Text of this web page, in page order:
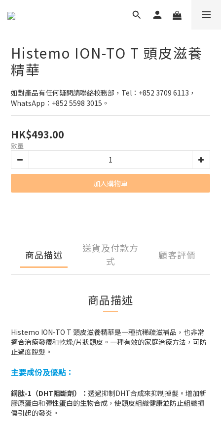
Histemo ION-TO T 頭皮滋養
精華
如對產品有任何疑問請聯絡校務部，Tel：+852 3709 6113，
WhatsApp：+852 5598 3015。
HK$493.00
數量
加入購物車
商品描述
送貨及付款方
式
顧客評價
商品描述
Histemo ION-TO T 頭皮滋養精華是一種抗稀疏滋補品，也非常
適合治療發癢和乾燥/片狀頭皮。一種有效的家庭治療方法，可防
止過度脫髮。
主要成份及優點：
銅肽-1（DHT阻斷劑）： 透過抑制DHT合成來抑制掉髮。增加新
膠原蛋白和彈性蛋白的生物合成，使頭皮組織健康並防止組織損
傷引起的發炎。